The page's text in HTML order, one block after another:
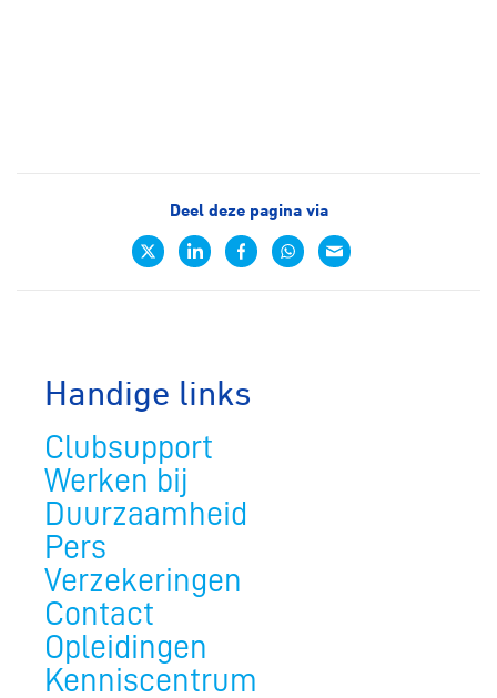
Deel deze pagina via
Handige links
Clubsupport
Werken bij
Duurzaamheid
Pers
Verzekeringen
Contact
Opleidingen
Kenniscentrum